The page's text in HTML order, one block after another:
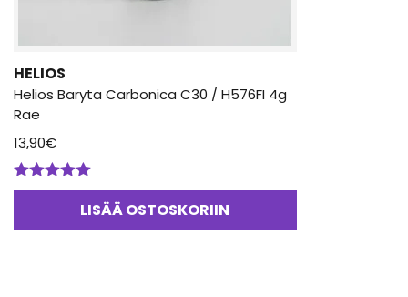
HELIOS
Helios Baryta Carbonica C30 / H576FI 4g
Rae
13,90€
Arvostelu
LISÄÄ OSTOSKORIIN